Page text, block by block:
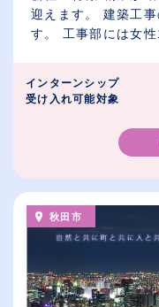
迎えます。 建築工
す。 工事部には女
インターンシップ
受け入れ可能対象
秋田市